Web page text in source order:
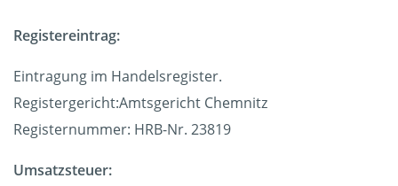
Registereintrag:
Eintragung im Handelsregister.
Registergericht:Amtsgericht Chemnitz
Registernummer: HRB-Nr. 23819
Umsatzsteuer: